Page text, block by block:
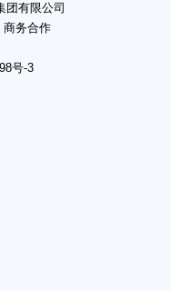
团有限公司
商务合作
号-3